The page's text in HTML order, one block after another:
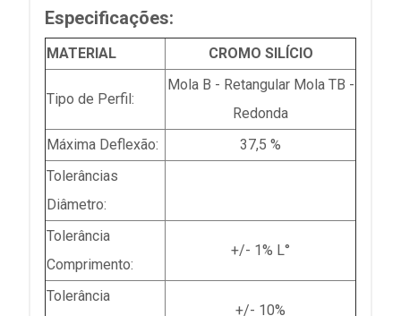
Especificações:
MATERIAL CROMO SILÍCIO
Tipo de Perfil:
Mola B - Retangular Mola TB -
Redonda
Máxima Deflexão:
37,5 %
Tolerâncias
Diâmetro:
Tolerância
Comprimento:
+/- 1% L°
Tolerância
+/- 10%